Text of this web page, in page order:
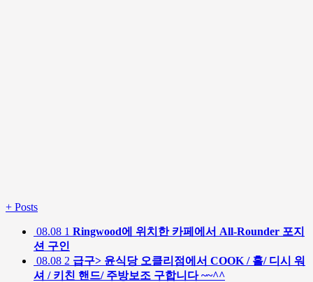
+ Posts
08.08 1 Ringwood에 위치한 카페에서 All-Rounder 포지
션 구인
08.08 2 급구> 윤식당 오클리점에서 COOK / 홀/ 디시 워
셔 / 키친 핸드/ 주방보조 구합니다 ~~^^